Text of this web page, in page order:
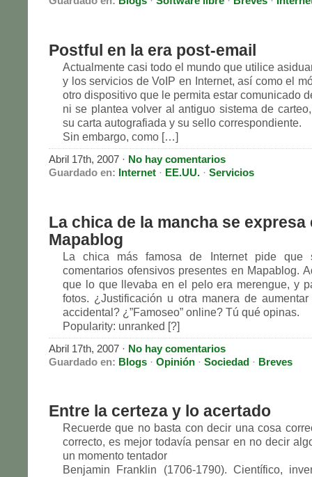
Postful en la era post-email
Actualmente casi todo el mundo que utilice
y los servicios de VoIP en Internet, así como el
otro dispositivo que le permita estar comunicado
ni se plantea volver al antiguo sistema de
su carta autografiada y su sello correspondiente.
Sin embargo, como […]
Abril 17th, 2007 · No hay comentarios
Guardado en: Internet · EE.UU. · Servicios
La chica de la mancha se expresa
Mapablog
La chica más famosa de Internet pide que
comentarios ofensivos presentes en Mapablog.
que lo que llevaba en el pelo era merengue, y
fotos. ¿Justificación u otra manera de
accidental? ¿”Famoseo” online? Tú qué opinas.
Popularity: unranked [?]
Abril 17th, 2007 · No hay comentarios
Guardado en: Blogs · Opinión · Sociedad · Breves
Entre la certeza y lo acertado
Recuerde que no basta con decir una cosa
correcto, es mejor todavía pensar en no decir
un momento tentador
Benjamin Franklin (1706-1790). Científico,